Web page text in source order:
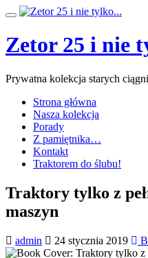
Przeskocz
treści
Przełącz
Zetor 25 i nie
Prywatna kolekcja starych
Strona główna
Nasza kolekcja
Porady
Z pamiętnika…
Kontakt
Traktorem do ślubu!
Traktory tylko z
maszyn
admin 24 stycznia 2019